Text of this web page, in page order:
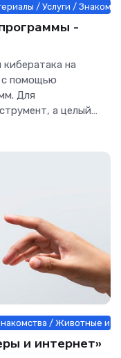
/ Услуги /
-
на
с помощью
Для
а целый
/ Животные и
и интернет»